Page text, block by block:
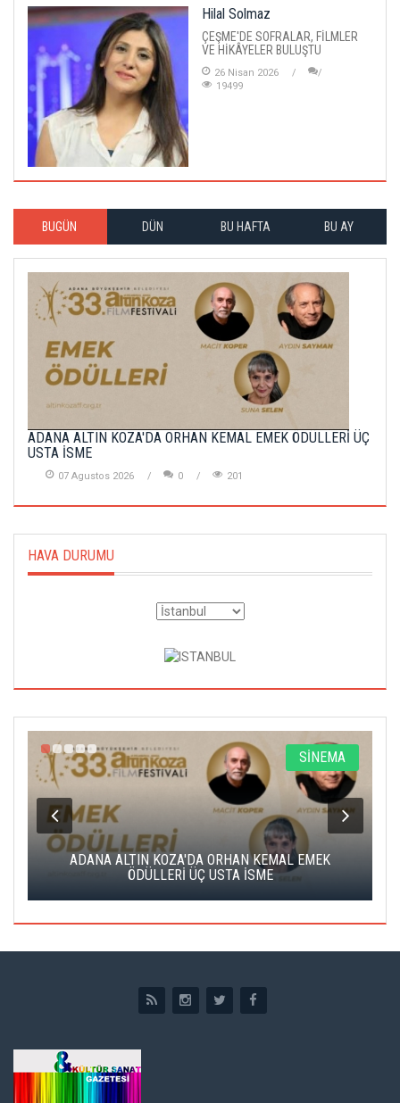
Hilal Solmaz
ÇEŞME'DE SOFRALAR, FİLMLER
VE HİKÂYELER BULUŞTU
26 Nisan 2026
19499
BUGÜN DÜN BU HAFTA BU AY
ADANA ALTIN KOZA'DA ORHAN KEMAL EMEK ÖDÜLLERİ ÜÇ
USTA İSME
07 Agustos 2026 0 201
HAVA DURUMU
SİNEMA
ADANA ALTIN KOZA'DA ORHAN KEMAL EMEK
ÖDÜLLERİ ÜÇ USTA İSME